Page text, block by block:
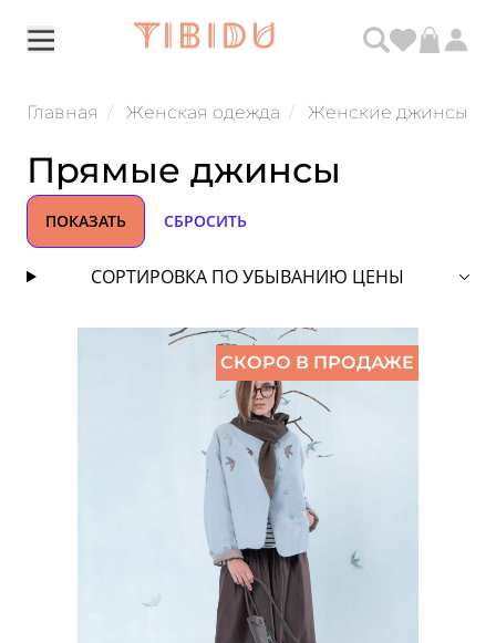
Главная Женская одежда Женские джинсы
Прямые джинсы
ПОКАЗАТЬ СБРОСИТЬ
СОРТИРОВКА ПО УБЫВАНИЮ ЦЕНЫ
СКОРО В ПРОДАЖЕ